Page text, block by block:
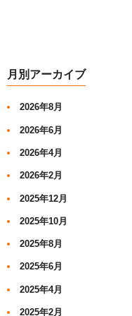
月別アーカイブ
2026年8月
2026年6月
2026年4月
2026年2月
2025年12月
2025年10月
2025年8月
2025年6月
2025年4月
2025年2月